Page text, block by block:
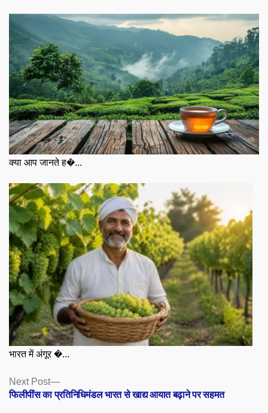
क्या आप जानते ह�...
भारत में अंगूर �...
Posts
navigation
Next Post
Next
post:
फिलीपींस का प्रतिनिधिमंडल भारत से खाद्य आयात बढ़ाने पर सहमत